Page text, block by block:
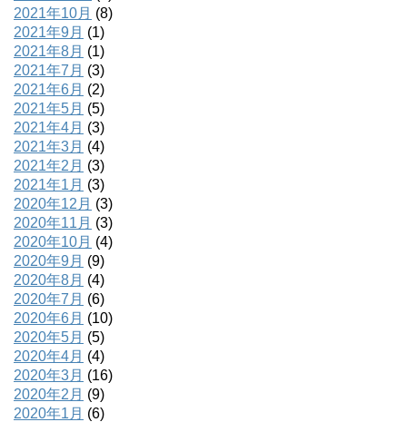
2021年10月 (8)
2021年9月 (1)
2021年8月 (1)
2021年7月 (3)
2021年6月 (2)
2021年5月 (5)
2021年4月 (3)
2021年3月 (4)
2021年2月 (3)
2021年1月 (3)
2020年12月 (3)
2020年11月 (3)
2020年10月 (4)
2020年9月 (9)
2020年8月 (4)
2020年7月 (6)
2020年6月 (10)
2020年5月 (5)
2020年4月 (4)
2020年3月 (16)
2020年2月 (9)
2020年1月 (6)